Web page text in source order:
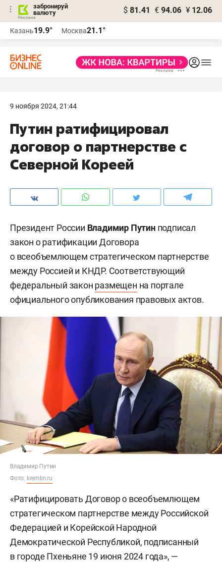
забронируй
валюту
$ 81.41 € 94.06 ¥ 12.06
Казань19.9° Москва21.1°
9 ноября 2024, 21:44
Путин ратифицировал
договор о партнерстве с
Северной Кореей
Президент России Владимир Путинподписал
закон о ратификации Договора
о всеобъемлющем стратегическом партнерстве
между Россией и КНДР. Соответствующий
федеральный закон размещен на портале
официального опубликования правовых актов.
Владимир Путин
Фото: kremlin.ru
«Ратифицировать Договор о всеобъемлющем
стратегическом партнерстве между Российской
Федерацией и Корейской Народной
Демократической Республикой, подписанный
в городе Пхеньяне 19 июня 2024 года», —